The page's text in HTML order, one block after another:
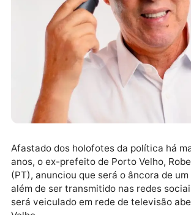
Afastado dos holofotes da política